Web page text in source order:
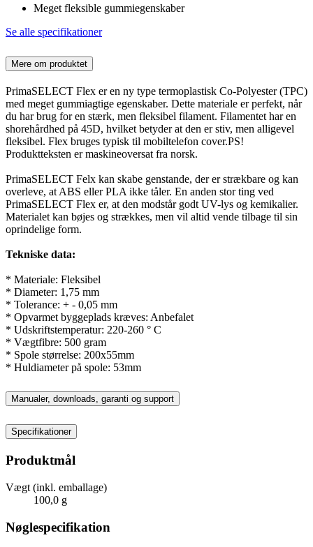
Meget fleksible gummiegenskaber
Se alle specifikationer
Mere om produktet
PrimaSELECT Flex er en ny type termoplastisk Co-Polyester (TPC)
med meget gummiagtige egenskaber. Dette materiale er perfekt, når
du har brug for en stærk, men fleksibel filament. Filamentet har en
shorehårdhed på 45D, hvilket betyder at den er stiv, men alligevel
fleksibel. Flex bruges typisk til mobiltelefon cover.PS!
Produktteksten er maskineoversat fra norsk.
PrimaSELECT Felx kan skabe genstande, der er strækbare og kan
overleve, at ABS eller PLA ikke tåler. En anden stor ting ved
PrimaSELECT Flex er, at den modstår godt UV-lys og kemikalier.
Materialet kan bøjes og strækkes, men vil altid vende tilbage til sin
oprindelige form.
Tekniske data:
* Materiale: Fleksibel
* Diameter: 1,75 mm
* Tolerance: + - 0,05 mm
* Opvarmet byggeplads kræves: Anbefalet
* Udskriftstemperatur: 220-260 ° C
* Vægtfibre: 500 gram
* Spole størrelse: 200x55mm
* Huldiameter på spole: 53mm
Manualer, downloads, garanti og support
Specifikationer
Produktmål
Vægt (inkl. emballage)
100,0 g
Nøglespecifikation